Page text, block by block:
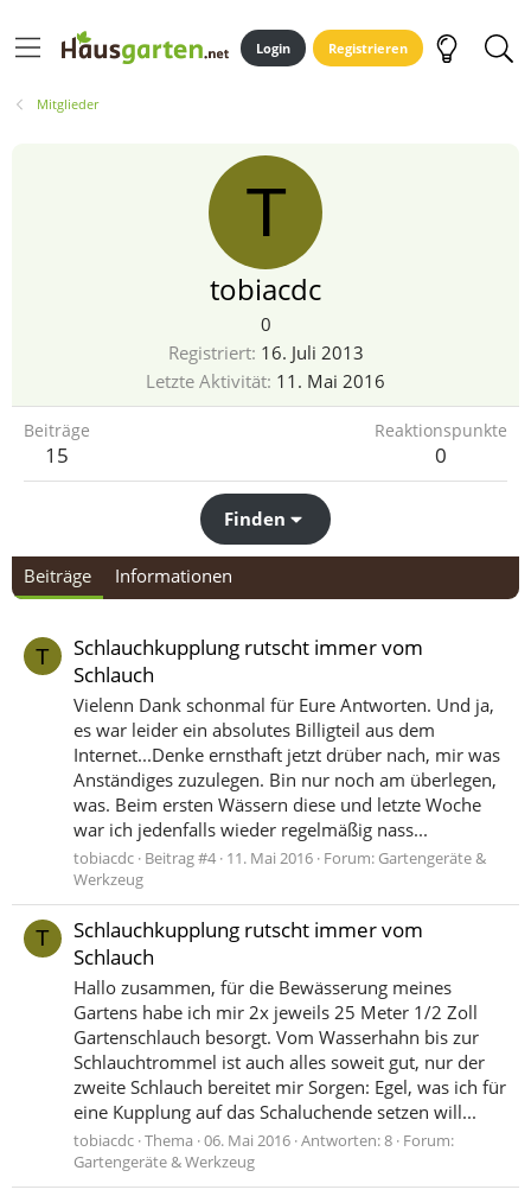
Login Registrieren
Mitglieder
T
tobiacdc
0
Registriert 16. Juli 2013
Letzte Aktivität 11. Mai 2016
Beiträge
15
Reaktionspunkte
0
Finden
Beiträge Informationen
T
Schlauchkupplung rutscht immer vom
Schlauch
Vielenn Dank schonmal für Eure Antworten. Und ja,
es war leider ein absolutes Billigteil aus dem
Internet...Denke ernsthaft jetzt drüber nach, mir was
Anständiges zuzulegen. Bin nur noch am überlegen,
was. Beim ersten Wässern diese und letzte Woche
war ich jedenfalls wieder regelmäßig nass...
tobiacdc Beitrag #4 11. Mai 2016 Forum: Gartengeräte &
Werkzeug
T
Schlauchkupplung rutscht immer vom
Schlauch
Hallo zusammen, für die Bewässerung meines
Gartens habe ich mir 2x jeweils 25 Meter 1/2 Zoll
Gartenschlauch besorgt. Vom Wasserhahn bis zur
Schlauchtrommel ist auch alles soweit gut, nur der
zweite Schlauch bereitet mir Sorgen: Egel, was ich für
eine Kupplung auf das Schaluchende setzen will...
tobiacdc Thema 06. Mai 2016 Antworten: 8 Forum:
Gartengeräte & Werkzeug